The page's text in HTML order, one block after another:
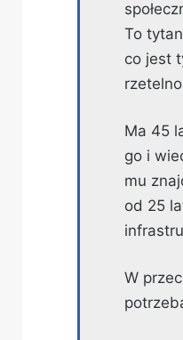
To
co jest
Ma 45
go i
mu
od 25
W